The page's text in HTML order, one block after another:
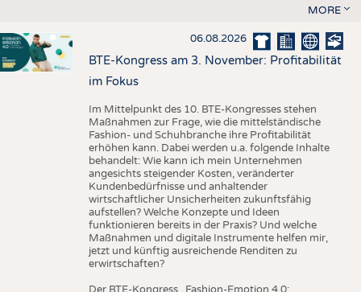
MORE
06.08.2026
BTE-Kongress am 3. November: Profitabilität
im Fokus
Im Mittelpunkt des 10. BTE-Kongresses stehen
Maßnahmen zur Frage, wie die mittelständische
Fashion- und Schuhbranche ihre Profitabilität
erhöhen kann. Dabei werden u.a. folgende Inhalte
behandelt: Wie kann ich mein Unternehmen
angesichts steigender Kosten, veränderter
Kundenbedürfnisse und anhaltender
wirtschaftlicher Unsicherheiten zukunftsfähig
aufstellen? Welche Konzepte und Ideen
funktionieren bereits in der Praxis? Und welche
Maßnahmen und digitale Instrumente helfen mir,
jetzt und künftig ausreichende Renditen zu
erwirtschaften?